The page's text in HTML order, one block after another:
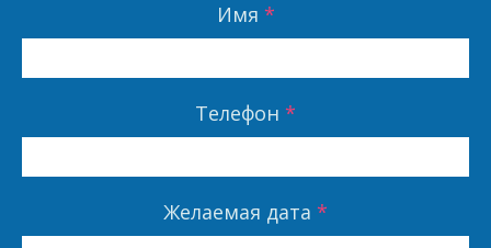
Имя *
Телефон *
Желаемая дата *